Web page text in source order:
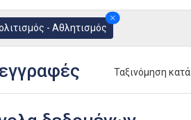
- Αθλητισμός
Ταξινόμηση κατά